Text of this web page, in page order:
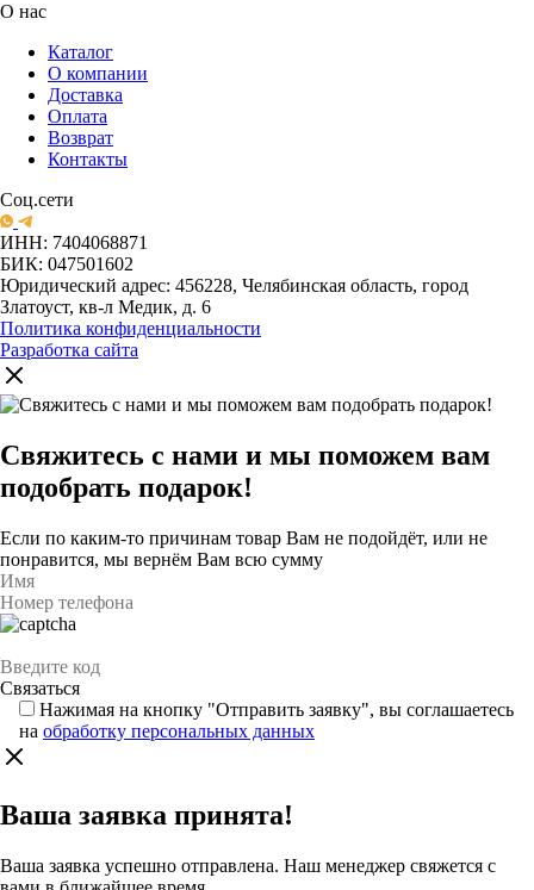
О нас
Каталог
О компании
Доставка
Оплата
Возврат
Контакты
Соц.сети
ИНН: 7404068871
БИК: 047501602
Юридический адрес: 456228, Челябинская область, город
Златоуст, кв-л Медик, д. 6
Политика конфиденциальности
Разработка сайта
Свяжитесь с нами и мы поможем вам
подобрать подарок!
Если по каким-то причинам товар Вам не подойдёт, или не
понравится, мы вернём Вам всю сумму
Нажимая на кнопку "Отправить заявку", вы соглашаетесь
на обработку персональных данных
Ваша заявка принята!
Ваша заявка успешно отправлена. Наш менеджер свяжется с